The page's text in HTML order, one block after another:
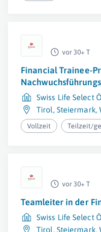
vor 30+ T
Financial Trainee-
Swiss Life Select
Tirol, Steiermark,
Vollzeit Teilzeit/
vor 30+ T
Teamleiter in der
Swiss Life Select
Tirol, Steiermark,